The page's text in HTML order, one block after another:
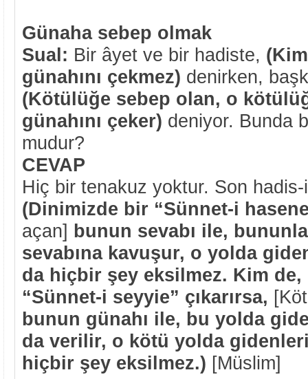
Günaha sebep olmak
Sual: Bir âyet ve bir hadiste,
günahını çekmez) denirken,
(Kötülüğe sebep olan, o
günahını çeker) deniyor. Bunda
mudur?
CEVAP
Hiç bir tenakuz yoktur. Son
(Dinimizde bir “Sünnet-i
açan] bunun sevabı ile,
sevabına kavuşur, o yolda
da hiçbir şey eksilmez. Kim
“Sünnet-i seyyie” çıkarırsa,
bunun günahı ile, bu yolda
da verilir, o kötü yolda
hiçbir şey eksilmez.) [Müslim]